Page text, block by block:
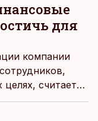
для
компании
считает
О них она
делового